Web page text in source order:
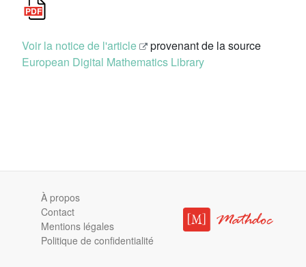
Voir la notice de l'article
provenant de la source
European Digital Mathematics Library
À propos
Contact
Mentions légales
Politique de confidentialité